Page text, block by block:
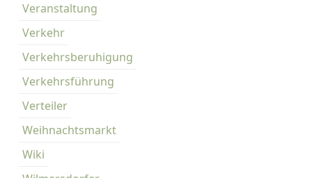
Veranstaltung
Verkehr
Verkehrsberuhigung
Verkehrsführung
Verteiler
Weihnachtsmarkt
Wiki